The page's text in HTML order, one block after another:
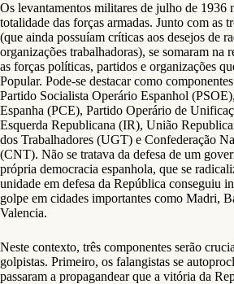
Os levantamentos militares de julho de 1936
totalidade das forças armadas. Junto com as
(que ainda possuíam críticas aos desejos de
organizações trabalhadoras), se somaram na
as forças políticas, partidos e organizações
Popular. Pode-se destacar como
Partido Socialista Operário Espanhol
Espanha (PCE), Partido Operário de
Esquerda Republicana (IR), União
dos Trabalhadores (UGT) e Confederação
(CNT). Não se tratava da defesa de um
própria democracia espanhola, que se
unidade em defesa da República conseguiu
golpe em cidades importantes como Madri,
Valencia.
Neste contexto, três componentes serão
golpistas. Primeiro, os falangistas se
passaram a propagandear que a vitória da